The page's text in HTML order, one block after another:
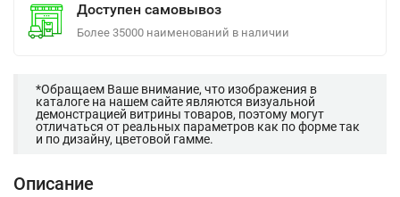
Доступен самовывоз
Более 35000 наименований в наличии
*Обращаем Ваше внимание, что изображения в
каталоге на нашем сайте являются визуальной
демонстрацией витрины товаров, поэтому могут
отличаться от реальных параметров как по форме так
и по дизайну, цветовой гамме.
Описание